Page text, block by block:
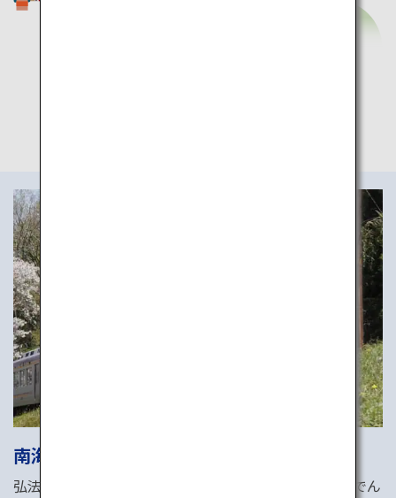
南海電気鉄道
弘法大師空海が開山した世界遺産高野山、「めでたいでん